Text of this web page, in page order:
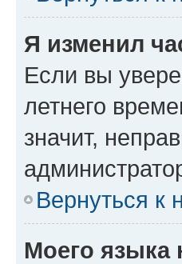
Я изменил
Если вы
летнего
значит,
Вернуться к
Моего языка